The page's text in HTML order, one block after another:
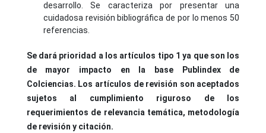
desarrollo. Se caracteriza por presentar una
cuidadosa revisión bibliográfica de por lo menos 50
referencias.
Se dará prioridad a los artículos tipo 1 ya que son los
de mayor impacto en la base Publindex de
Colciencias. Los artículos de revisión son aceptados
sujetos al cumplimiento riguroso de los
requerimientos de relevancia temática, metodología
de revisión y citación.